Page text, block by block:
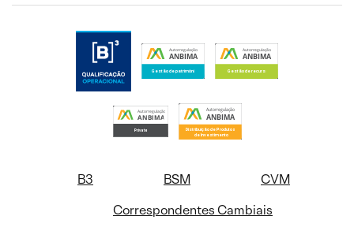
B3 BSM
CVM
Correspondentes Cambiais